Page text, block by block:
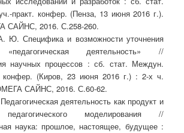
практ. конфер. (Пенза, 13 июня 2016 г.).
САЙНС, 2016. С.258-260.
Ю. Специфика и возможности уточнения
«педагогическая деятельность» //
научных процессов : сб. стат. Междун.
конфер. (Киров, 23 июня 2016 г.) : 2-х ч.
САЙНС, 2016. С.60-62.
деятельность как продукт и
педагогического моделирования //
наука: прошлое, настоящее, будущее :